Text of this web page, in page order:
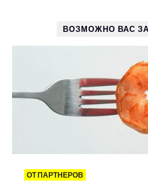
ВОЗМОЖНО ВАС
ОТ ПАРТНЕРОВ